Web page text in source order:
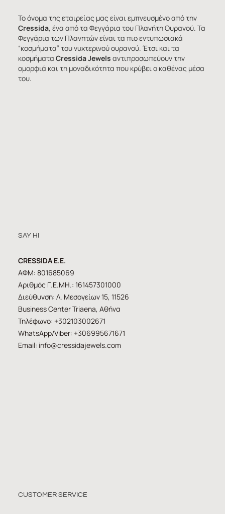
Το όνομα της εταιρείας μας είναι εμπνευσμένο από την
Cressida, ένα από τα Φεγγάρια του Πλανήτη Ουρανού. Τα
Φεγγάρια των Πλανητών είναι τα πιο εντυπωσιακά
“κοσμήματα” του νυχτερινού ουρανού. Έτσι και τα
κοσμήματα Cressida Jewels αντιπροσωπεύουν την
ομορφιά και τη μοναδικότητα που κρύβει ο καθένας μέσα
του.
SAY HI
CRESSIDA E.E.
ΑΦΜ: 801685069
Αριθμός Γ.Ε.ΜΗ.: 161457301000
Διεύθυνση: Λ. Μεσογείων 15, 11526
Business Center Triaena, Αθήνα
Τηλέφωνο: +302103002671
WhatsApp/Viber: +306995671671
Email: info@cressidajewels.com
CUSTOMER SERVICE